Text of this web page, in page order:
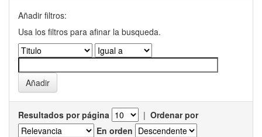
Añadir filtros:
Usa los filtros para afinar la busqueda.
Resultados por página | Ordenar por
En orden